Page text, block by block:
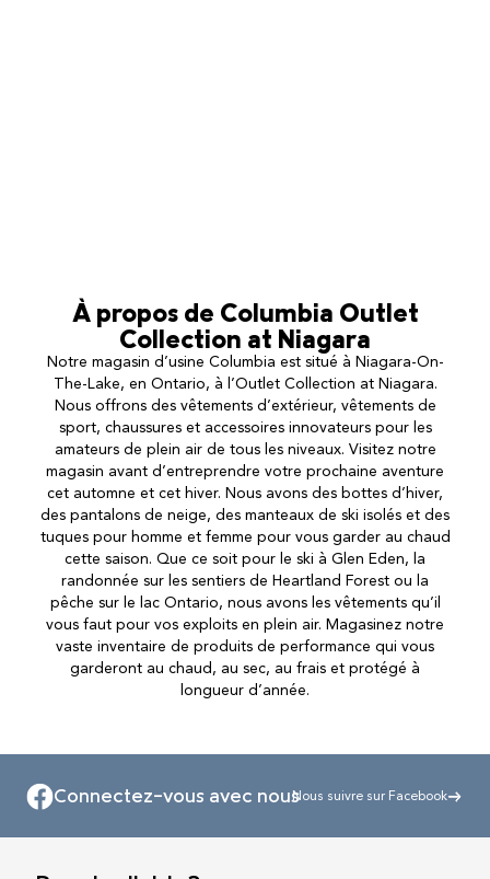
À propos de Columbia Outlet
Collection at Niagara
Notre magasin d’usine Columbia est situé à Niagara-On-
The-Lake, en Ontario, à l’Outlet Collection at Niagara.
Nous offrons des vêtements d’extérieur, vêtements de
sport, chaussures et accessoires innovateurs pour les
amateurs de plein air de tous les niveaux. Visitez notre
magasin avant d’entreprendre votre prochaine aventure
cet automne et cet hiver. Nous avons des bottes d’hiver,
des pantalons de neige, des manteaux de ski isolés et des
tuques pour homme et femme pour vous garder au chaud
cette saison. Que ce soit pour le ski à Glen Eden, la
randonnée sur les sentiers de Heartland Forest ou la
pêche sur le lac Ontario, nous avons les vêtements qu’il
vous faut pour vos exploits en plein air. Magasinez notre
vaste inventaire de produits de performance qui vous
garderont au chaud, au sec, au frais et protégé à
longueur d’année.
Connectez-vous avec nousNous suivre sur Facebook